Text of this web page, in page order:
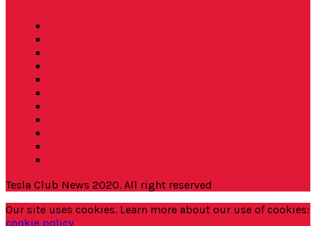
Tesla Club News 2020. All right reserved
Our site uses cookies. Learn more about our use of cookies:
cookie policy